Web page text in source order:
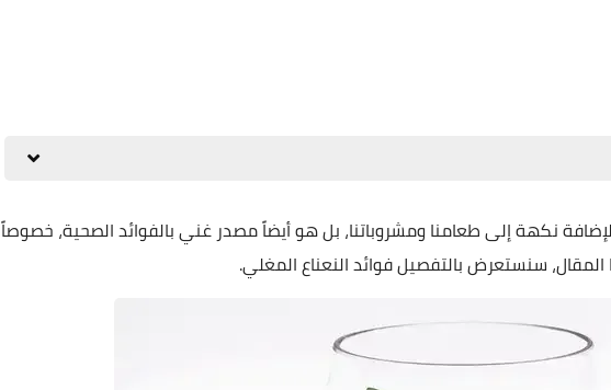
نكهة إلى طعامنا ومشروباتنا، بل هو أيضاً مصدر غني بالفوائد الصحية، خصوصاً
سنستعرض بالتفصيل فوائد النعناع المغلي.